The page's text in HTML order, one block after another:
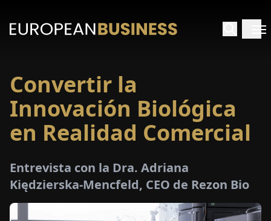
Convertir la
Innovación Biológica
en Realidad Comercial
Entrevista con la Dra. Adriana
Kiędzierska-Mencfeld, CEO de Rezon Bio